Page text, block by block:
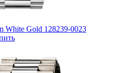
White Gold 128239-0023